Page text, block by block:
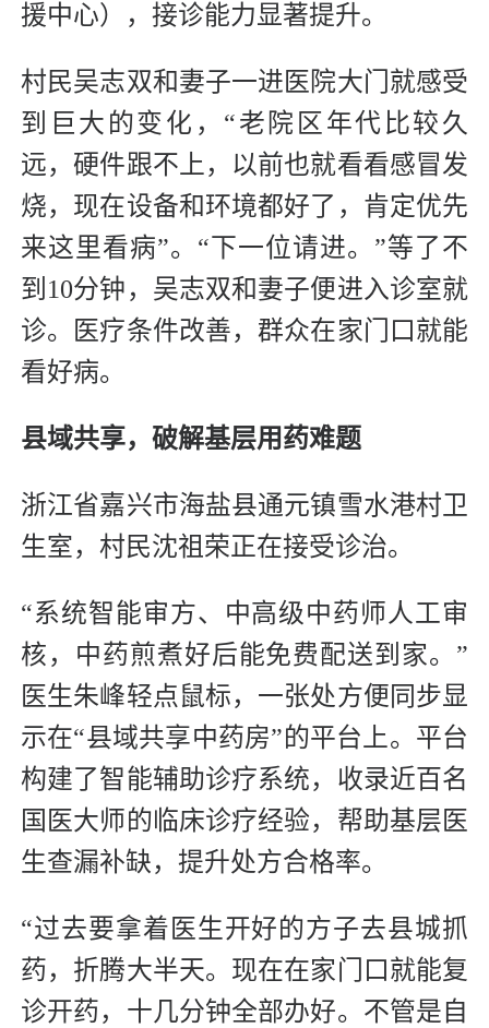
援中心），接诊能力显著提升。
村民吴志双和妻子一进医院大门就感受
到巨大的变化，“老院区年代比较久
远，硬件跟不上，以前也就看看感冒发
烧，现在设备和环境都好了，肯定优先
来这里看病”。“下一位请进。”等了不
到10分钟，吴志双和妻子便进入诊室就
诊。医疗条件改善，群众在家门口就能
看好病。
县域共享，破解基层用药难题
浙江省嘉兴市海盐县通元镇雪水港村卫
生室，村民沈祖荣正在接受诊治。
“系统智能审方、中高级中药师人工审
核，中药煎煮好后能免费配送到家。”
医生朱峰轻点鼠标，一张处方便同步显
示在“县域共享中药房”的平台上。平台
构建了智能辅助诊疗系统，收录近百名
国医大师的临床诊疗经验，帮助基层医
生查漏补缺，提升处方合格率。
“过去要拿着医生开好的方子去县城抓
药，折腾大半天。现在在家门口就能复
诊开药，十几分钟全部办好。不管是自